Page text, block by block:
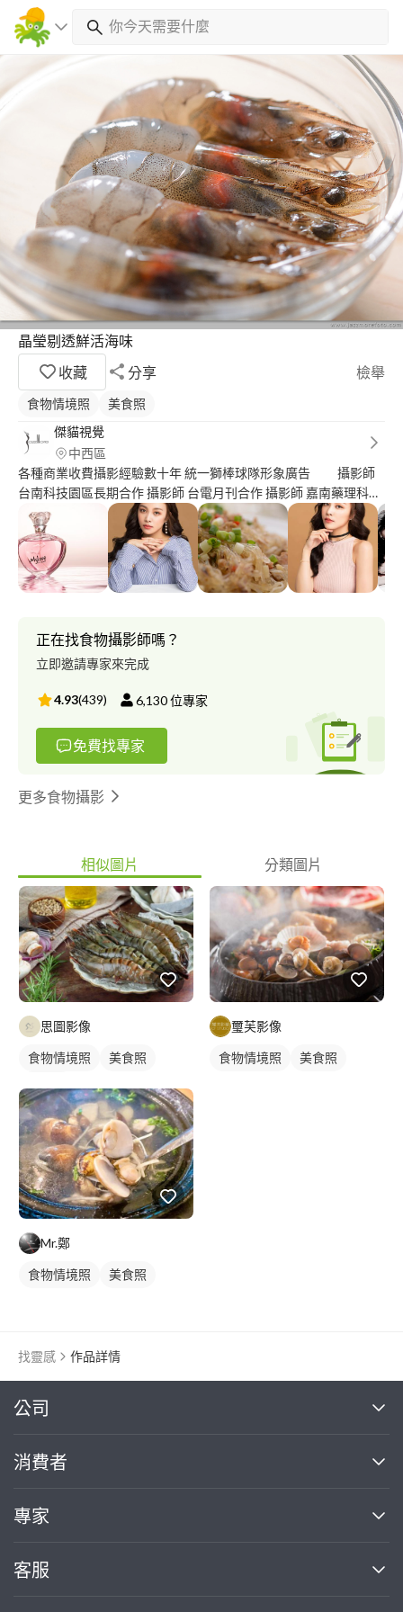
晶瑩剔透鮮活海味
收藏
分享 檢舉
食物情境照
美食照
傑貓視覺
中西區
各種商業收費攝影經驗數十年 統一獅棒球隊形象廣告 攝影師
台南科技園區長期合作 攝影師 台電月刊合作 攝影師 嘉南藥理科技
大學攝影學會 指導老師 吳鳳科大應遊系攝影課程 業界講師
高雄大東藝術中心攝影課程 專任講師 Dona 數位影像棚燈
專任講師 德寶相機商品攝影 專任講師 一可手作商品飲品
專任攝影師 觀台灣雜誌 合作攝影師 世茂文化
手作美式蝴蝶結 合作攝影師 采舍國際美食食譜書籍 專任攝
紗公司婚紗 樣本攝影師 小金魚泰式料理 特約攝影
師 微細科技 特約攝影師 Togeter 吧電影工作室
特約攝影師
正在找食物攝影師嗎？
立即邀請專家來完成
4.93(439) 6,130位專家
免費找專家
更多食物攝影
相似圖片 分類圖片
思圖影像
食物情境照
美食照
Mr.鄭
食物情境照 美食照
璽芙影像
食物情境照 美食照
找靈感 作品詳情
公司
關於我們
部落格
加入我們
消費者
買服務
熱門服務
專家
案件中心
客服
繼續完成